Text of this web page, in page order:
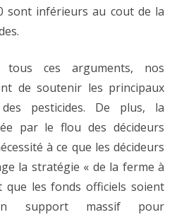
sont inférieurs au cout de la
tous ces arguments, nos
de soutenir les principaux
pesticides. De plus, la
par le flou des décideurs
à ce que les décideurs
la stratégie « de la ferme à
que les fonds officiels soient
support massif pour